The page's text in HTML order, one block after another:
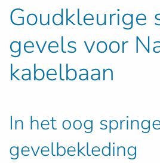
Goudkleurige
gevels voor
kabelbaan
In het oog
gevelbekleding